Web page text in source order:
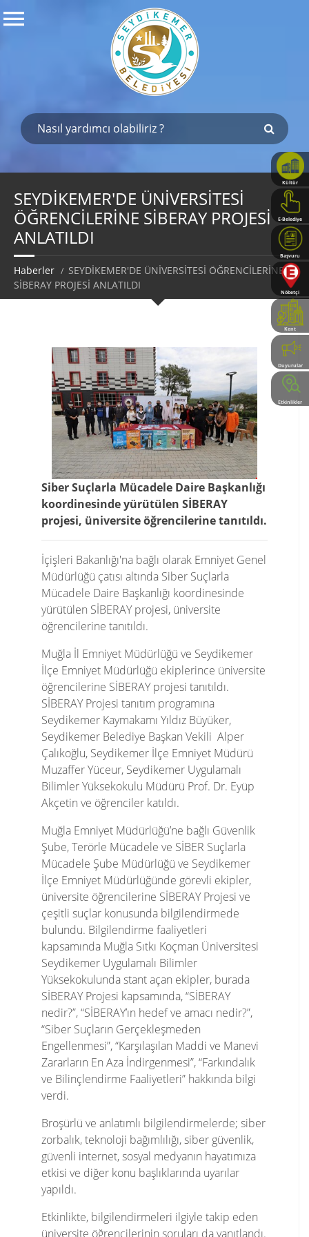
Kültür
Haritası
E-Belediye
Başvuru
Rehberi
Nöbetçi
Eczaneler
Kent
Rehberi
Duyurular
Etkinlikler
SEYDİKEMER'DE ÜNİVERSİTESİ
ÖĞRENCİLERİNE SİBERAY PROJESİ
ANLATILDI
Haberler
SEYDİKEMER'DE ÜNİVERSİTESİ ÖĞRENCİLERİNE
SİBERAY PROJESİ ANLATILDI
Siber Suçlarla Mücadele Daire Başkanlığı
koordinesinde yürütülen SİBERAY
projesi, üniversite öğrencilerine tanıtıldı.
İçişleri Bakanlığı'na bağlı olarak Emniyet Genel
Müdürlüğü çatısı altında Siber Suçlarla
Mücadele Daire Başkanlığı koordinesinde
yürütülen SİBERAY projesi, üniversite
öğrencilerine tanıtıldı.
Muğla İl Emniyet Müdürlüğü ve Seydikemer
İlçe Emniyet Müdürlüğü ekiplerince üniversite
öğrencilerine SİBERAY projesi tanıtıldı.
SİBERAY Projesi tanıtım programına
Seydikemer Kaymakamı Yıldız Büyüker,
Seydikemer Belediye Başkan Vekili Alper
Çalıkoğlu, Seydikemer İlçe Emniyet Müdürü
Muzaffer Yüceur, Seydikemer Uygulamalı
Bilimler Yüksekokulu Müdürü Prof. Dr. Eyüp
Akçetin ve öğrenciler katıldı.
Muğla Emniyet Müdürlüğü’ne bağlı Güvenlik
Şube, Terörle Mücadele ve SİBER Suçlarla
Mücadele Şube Müdürlüğü ve Seydikemer
İlçe Emniyet Müdürlüğünde görevli ekipler,
üniversite öğrencilerine SİBERAY Projesi ve
çeşitli suçlar konusunda bilgilendirmede
bulundu. Bilgilendirme faaliyetleri
kapsamında Muğla Sıtkı Koçman Üniversitesi
Seydikemer Uygulamalı Bilimler
Yüksekokulunda stant açan ekipler, burada
SİBERAY Projesi kapsamında, “SİBERAY
nedir?”, “SİBERAY’ın hedef ve amacı nedir?”,
“Siber Suçların Gerçekleşmeden
Engellenmesi”, “Karşılaşılan Maddi ve Manevi
Zararların En Aza İndirgenmesi”, “Farkındalık
ve Bilinçlendirme Faaliyetleri” hakkında bilgi
verdi.
Broşürlü ve anlatımlı bilgilendirmelerde; siber
zorbalık, teknoloji bağımlılığı, siber güvenlik,
güvenli internet, sosyal medyanın hayatımıza
etkisi ve diğer konu başlıklarında uyarılar
yapıldı.
Etkinlikte, bilgilendirmeleri ilgiyle takip eden
üniversite öğrencilerinin soruları da yanıtlandı.